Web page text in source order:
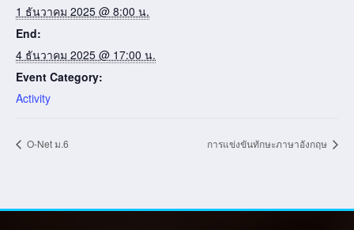
1 ธันวาคม 2025 @ 8:00 น.
End:
4 ธันวาคม 2025 @ 17:00 น.
Event Category:
Activity
O-Net ม.6 การแข่งขันทักษะภาษาอังกฤษ